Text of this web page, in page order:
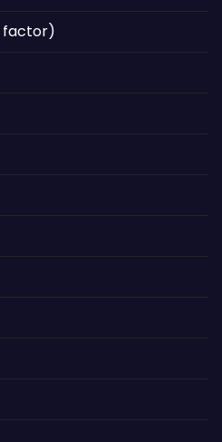
factor)